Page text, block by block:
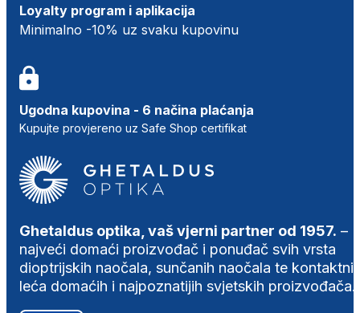
Loyalty program i aplikacija
Minimalno -10% uz svaku kupovinu
Ugodna kupovina - 6 načina plaćanja
Kupujte provjereno uz Safe Shop certifikat
Ghetaldus optika, vaš vjerni partner od 1957. –
najveći domaći proizvođač i ponuđač svih vrsta
dioptrijskih naočala, sunčanih naočala te
leća domaćih i najpoznatijih svjetskih proizvođača.